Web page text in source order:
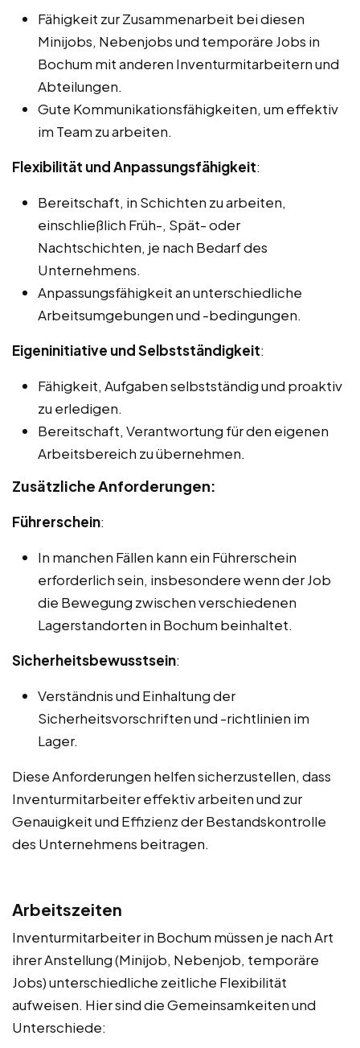
Fähigkeit zur Zusammenarbeit bei diesen
Minijobs, Nebenjobs und temporäre Jobs in
Bochum mit anderen Inventurmitarbeitern und
Abteilungen.
Gute Kommunikationsfähigkeiten, um effektiv
im Team zu arbeiten.
Flexibilität und Anpassungsfähigkeit:
Bereitschaft, in Schichten zu arbeiten,
einschließlich Früh-, Spät- oder
Nachtschichten, je nach Bedarf des
Unternehmens.
Anpassungsfähigkeit an unterschiedliche
Arbeitsumgebungen und -bedingungen.
Eigeninitiative und Selbstständigkeit:
Fähigkeit, Aufgaben selbstständig und proaktiv
zu erledigen.
Bereitschaft, Verantwortung für den eigenen
Arbeitsbereich zu übernehmen.
Zusätzliche Anforderungen:
Führerschein:
In manchen Fällen kann ein Führerschein
erforderlich sein, insbesondere wenn der Job
die Bewegung zwischen verschiedenen
Lagerstandorten in Bochum beinhaltet.
Sicherheitsbewusstsein:
Verständnis und Einhaltung der
Sicherheitsvorschriften und -richtlinien im
Lager.
Diese Anforderungen helfen sicherzustellen, dass
Inventurmitarbeiter effektiv arbeiten und zur
Genauigkeit und Effizienz der Bestandskontrolle
des Unternehmens beitragen.
Arbeitszeiten
Inventurmitarbeiter in Bochum müssen je nach Art
ihrer Anstellung (Minijob, Nebenjob, temporäre
Jobs) unterschiedliche zeitliche Flexibilität
aufweisen. Hier sind die Gemeinsamkeiten und
Unterschiede: